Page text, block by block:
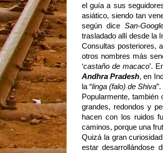
el guía a sus
asiático, siendo tan
según dice San-
trasladado allí desde la
Consultas posteriores,
otros nombres más
‘castaño de macaco’.
Andhra Pradesh, en
la “linga (falo) de Shiva”.
Popularmente, también
grandes, redondos y
hacen con los ruidos
caminos, porque una
Quizá la gran
estar desarrollándose